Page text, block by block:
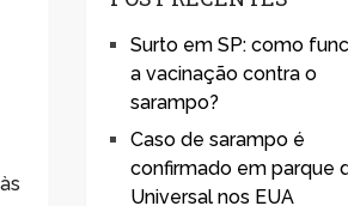
Surto em SP: como
a vacinação contra o
sarampo?
Caso de sarampo é
confirmado em parque
Universal nos EUA